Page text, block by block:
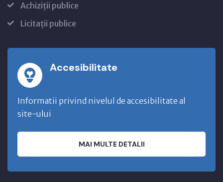
Achiziții publice
Licitații publice
Accesibilitate
Informatii privind nivelul de accesibilitate al
site-ului
MAI MULTE DETALII